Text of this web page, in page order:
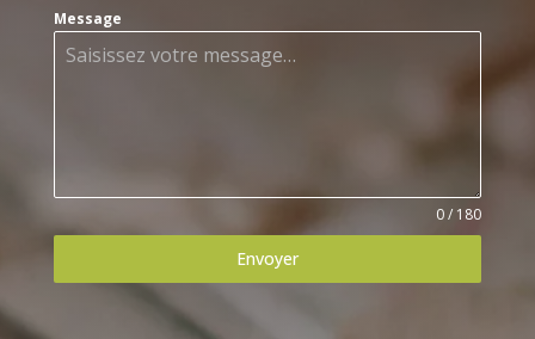
Message
0 / 180
Envoyer